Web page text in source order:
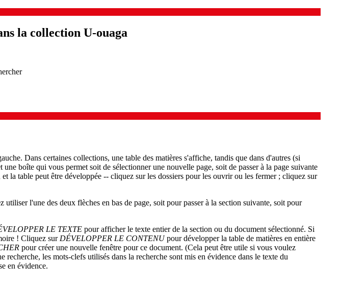
la collection U-ouaga
Dans certaines collections, une table des matières s'affiche, tandis que dans d'autres (si
boîte qui vous permet soit de sélectionner une nouvelle page, soit de passer à la page suivante
la table peut être développée -- cliquez sur les dossiers pour les ouvrir ou les fermer ; cliquez sur
l'une des deux flèches en bas de page, soit pour passer à la section suivante, soit pour
LE TEXTE pour afficher le texte entier de la section ou du document sélectionné. Si
! Cliquez surDÉVELOPPER LE CONTENUpour développer la table de matières en entière
pour créer une nouvelle fenêtre pour ce document. (Cela peut être utile si vous voulez
les mots-clefs utilisés dans la recherche sont mis en évidence dans le texte du
en évidence.